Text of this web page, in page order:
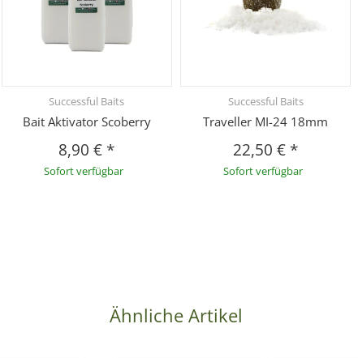
Successful Baits
Bait Aktivator Scoberry
8,90 € *
Sofort verfügbar
Successful Baits
Traveller MI-24 18mm
22,50 € *
Sofort verfügbar
Ähnliche Artikel